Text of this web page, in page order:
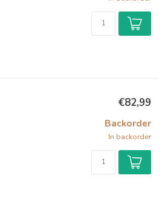
€82,99
Backorder
In backorder